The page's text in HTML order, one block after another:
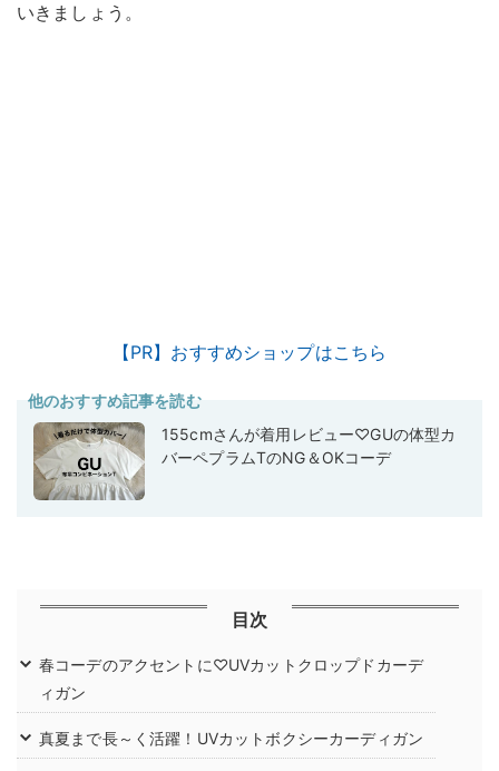
いきましょう。
【PR】おすすめショップはこちら
他のおすすめ記事を読む
155cmさんが着用レビュー♡GUの体型カ
バーペプラムTのNG＆OKコーデ
目次
春コーデのアクセントに♡UVカットクロップドカーデ
ィガン
真夏まで長～く活躍！UVカットボクシーカーディガン